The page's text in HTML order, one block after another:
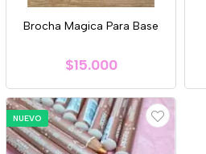
Brocha Magica Para Base
$15.000
NUEVO